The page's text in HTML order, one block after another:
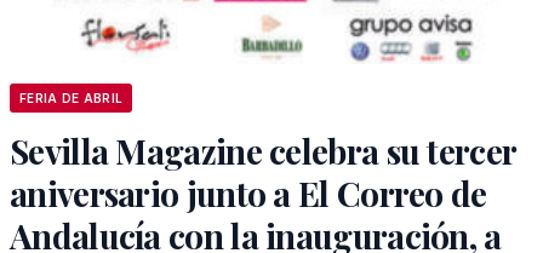
FERIA DE ABRIL
Sevilla Magazine celebra su tercer
aniversario junto a El Correo de
Andalucía con la inauguración, a